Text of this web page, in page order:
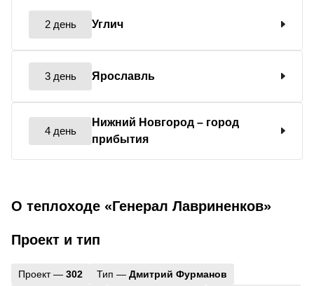
2 день Углич
3 день Ярославль
4 день
Нижний Новгород – город
прибытия
О теплоходе «Генерал Лавриненков»
Проект и тип
Проект — 302 Тип — Дмитрий Фурманов